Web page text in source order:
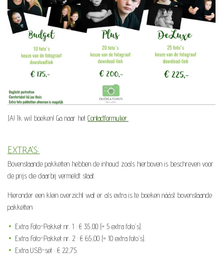
JA! Ik wil boeken! Ga naar het Contactformulier.
Extra's:
Bovenstaande pakketten hebben de inhoud zoals hierboven is beschreven voor
de prijs die daarbij vermeldt staat.
Hieronder een klein overzicht wat er als extra is te boeken náást bovenstaande
pakketten:
Extra Foto-Pakket nr. 1 : € 35,00 (= 5 extra foto's).
Extra Foto-Pakket nr. 2 : € 65,00 (= 10 extra foto's).
Extra USB-set : € 22,75.